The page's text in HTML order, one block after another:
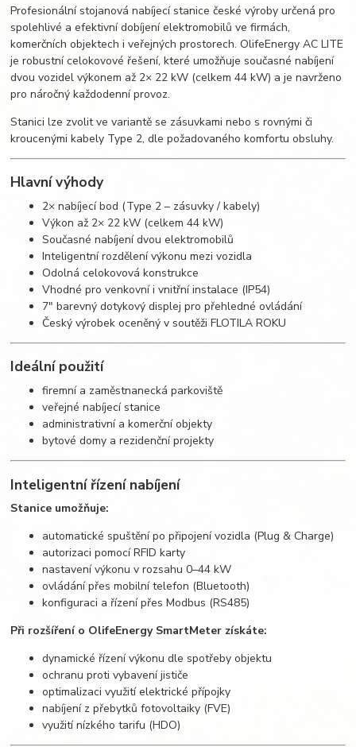
Profesionální stojanová nabíjecí stanice české výroby určená pro
spolehlivé a efektivní dobíjení elektromobilů ve firmách,
komerčních objektech i veřejných prostorech. OlifeEnergy AC LITE
je robustní celokovové řešení, které umožňuje současné nabíjení
dvou vozidel výkonem až 2× 22 kW (celkem 44 kW) a je navrženo
pro náročný každodenní provoz.
Stanici lze zvolit ve variantě se zásuvkami nebo s rovnými či
kroucenými kabely Type 2, dle požadovaného komfortu obsluhy.
Hlavní výhody
2× nabíjecí bod (Type 2 – zásuvky / kabely)
Výkon až 2× 22 kW (celkem 44 kW)
Současné nabíjení dvou elektromobilů
Inteligentní rozdělení výkonu mezi vozidla
Odolná celokovová konstrukce
Vhodné pro venkovní i vnitřní instalace (IP54)
7" barevný dotykový displej pro přehledné ovládání
Český výrobek oceněný v soutěži FLOTILA ROKU
Ideální použití
firemní a zaměstnanecká parkoviště
veřejné nabíjecí stanice
administrativní a komerční objekty
bytové domy a rezidenční projekty
Inteligentní řízení nabíjení
Stanice umožňuje:
automatické spuštění po připojení vozidla (Plug & Charge)
autorizaci pomocí RFID karty
nastavení výkonu v rozsahu 0–44 kW
ovládání přes mobilní telefon (Bluetooth)
konfiguraci a řízení přes Modbus (RS485)
Při rozšíření o OlifeEnergy SmartMeter získáte:
dynamické řízení výkonu dle spotřeby objektu
ochranu proti vybavení jističe
optimalizaci využití elektrické přípojky
nabíjení z přebytků fotovoltaiky (FVE)
využití nízkého tarifu (HDO)